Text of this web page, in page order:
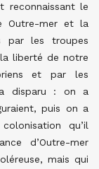
reconnaissant le
Outre-mer et la
par les troupes
liberté de notre
et par les
disparu : on a
puis on a
qu’il
d’Outre-mer
mais qui